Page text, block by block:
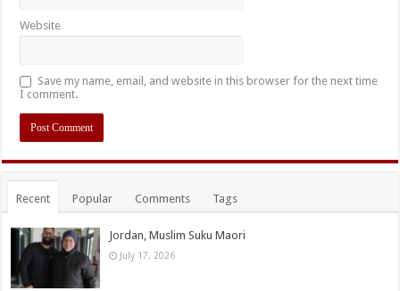
Website
Save my name, email, and website in this browser for the next time
I comment.
Recent Popular Comments Tags
Jordan, Muslim Suku Maori
July 17, 2026